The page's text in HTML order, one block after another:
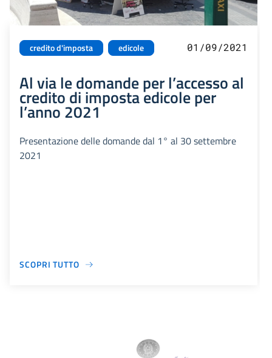
credito d'imposta edicole 01/09/2021
Al via le domande per l’accesso al
credito di imposta edicole per
l’anno 2021
Presentazione delle domande dal 1° al 30 settembre
2021
SCOPRI TUTTO